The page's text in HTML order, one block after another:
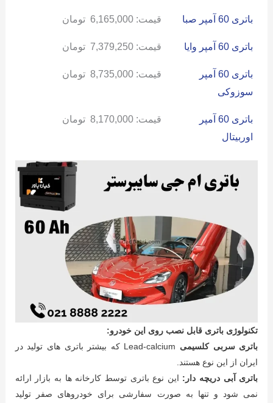
باتری 60 آمپر صبا قیمت: 6,165,000 تومان
باتری 60 آمپر وایا قیمت: 7,379,250 تومان
باتری 60 آمپر
سوزوکی
قیمت: 8,735,000 تومان
باتری 60 آمپر
اوربیتال
قیمت: 8,170,000 تومان
تکنولوژی باتری قابل نصب روی این خودرو:
باتری سربی کلسیمی
Lead-calcium که بیشتر باتری های تولید در
ایران از این نوع هستند.
باتری آبی دریچه دار: این نوع باتری توسط کارخانه ها به بازار ارائه
نمی شود و تنها به صورت سفارشی برای خودروهای صفر تولید